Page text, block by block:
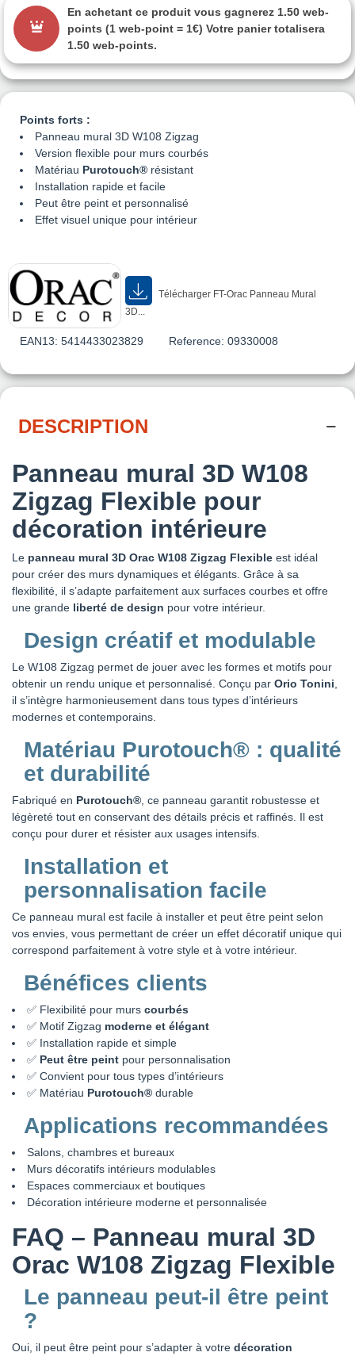
Points forts :
Panneau mural 3D W108 Zigzag
Version flexible pour murs courbés
Matériau Purotouch® résistant
Installation rapide et facile
Peut être peint et personnalisé
Effet visuel unique pour intérieur
Télécharger FT-Orac Panneau Mural
3D...
EAN13: 5414433023829 Reference: 09330008
En achetant ce produit vous gagnerez 1.50 web-
points (1 web-point = 1€) Votre panier totalisera
1.50 web-points.
DESCRIPTION
Panneau mural 3D W108
Zigzag Flexible pour
décoration intérieure
Le panneau mural 3D Orac W108 Zigzag Flexible est idéal
pour créer des murs dynamiques et élégants. Grâce à sa
flexibilité, il s’adapte parfaitement aux surfaces courbes et offre
une grande liberté de design pour votre intérieur.
Design créatif et modulable
Le W108 Zigzag permet de jouer avec les formes et motifs pour
obtenir un rendu unique et personnalisé. Conçu par Orio Tonini
il s’intègre harmonieusement dans tous types d’intérieurs
modernes et contemporains.
Matériau Purotouch® : qualité
et durabilité
Fabriqué en Purotouch® , ce panneau garantit robustesse et
légèreté tout en conservant des détails précis et raffinés. Il est
conçu pour durer et résister aux usages intensifs.
Installation et
personnalisation facile
Ce panneau mural est facile à installer et peut être peint selon
vos envies, vous permettant de créer un effet décoratif unique qui
correspond parfaitement à votre style et à votre intérieur.
Bénéfices clients
✅ Flexibilité pour murs courbés
✅ Motif Zigzag moderne et élégant
✅ Installation rapide et simple
✅ Peut être peint pour personnalisation
✅ Convient pour tous types d’intérieurs
✅ Matériau Purotouch® durable
Applications recommandées
Salons, chambres et bureaux
Murs décoratifs intérieurs modulables
Espaces commerciaux et boutiques
Décoration intérieure moderne et personnalisée
FAQ – Panneau mural 3D
Orac W108 Zigzag Flexible
Le panneau peut-il être peint
?
Oui, il peut être peint pour s’adapter à votre décoration